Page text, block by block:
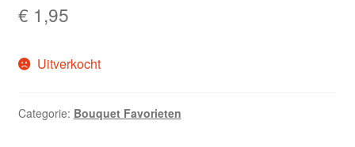
€ 1,95
Uitverkocht
Categorie: Bouquet Favorieten